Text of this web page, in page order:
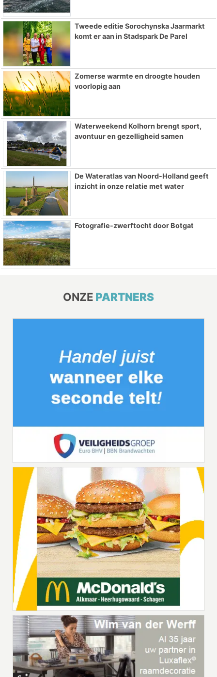
Tweede editie Sorochynska Jaarmarkt
komt er aan in Stadspark De Parel
Zomerse warmte en droogte houden
voorlopig aan
Waterweekend Kolhorn brengt sport,
avontuur en gezelligheid samen
De Wateratlas van Noord-Holland geeft
inzicht in onze relatie met water
Fotografie-zwerftocht door Botgat
ONZE PARTNERS